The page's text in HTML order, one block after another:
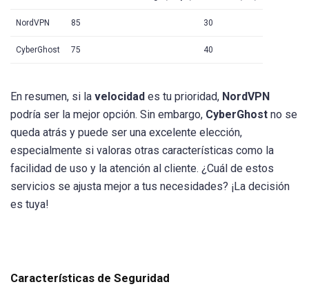
NordVPN 85 30
CyberGhost 75 40
En resumen, si la velocidad es tu prioridad, NordVPN
podría ser la mejor opción. Sin embargo, CyberGhost no se
queda atrás y puede ser una excelente elección,
especialmente si valoras otras características como la
facilidad de uso y la atención al cliente. ¿Cuál de estos
servicios se ajusta mejor a tus necesidades? ¡La decisión
es tuya!
Características de Seguridad